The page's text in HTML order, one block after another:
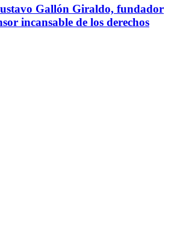
Gallón Giraldo, fundador
incansable de los derechos